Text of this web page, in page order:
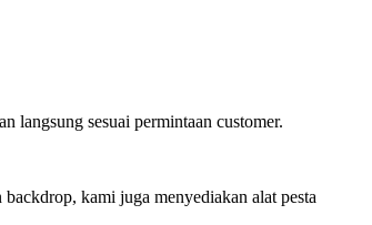
sesuai permintaan customer.
kami juga menyediakan alat pesta